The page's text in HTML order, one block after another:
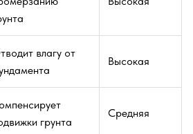
влагу от
Высокая
грунта
Средняя